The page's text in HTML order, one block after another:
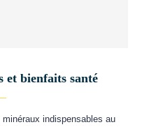
et bienfaits santé
indispensables au